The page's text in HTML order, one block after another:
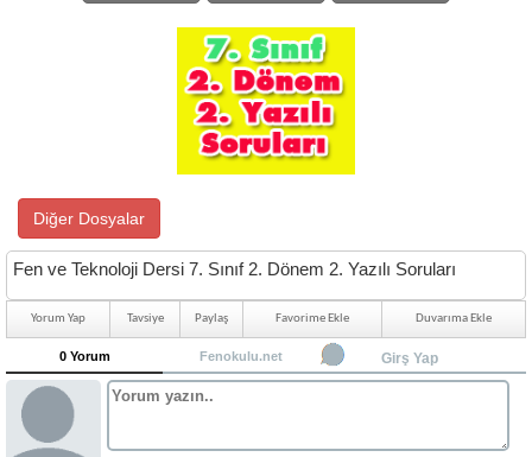
Diğer Dosyalar
Fen ve Teknoloji Dersi 7. Sınıf 2. Dönem 2. Yazılı Soruları
Yorum Yap Tavsiye Paylaş Favorime Ekle Duvarıma Ekle
0 Yorum Fenokulu.net Girş Yap